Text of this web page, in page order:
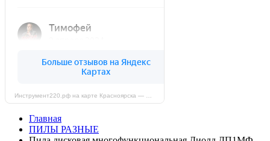
Главная
ПИЛЫ РАЗНЫЕ